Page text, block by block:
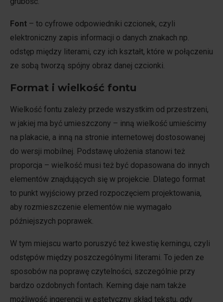
Font – to cyfrowe odpowiedniki czcionek, czyli
elektroniczny zapis informacji o danych znakach np.
odstęp między literami, czy ich kształt, które w połączeniu
ze sobą tworzą spójny obraz danej czcionki.
Format i wielkość fontu
Wielkość fontu zależy przede wszystkim od przestrzeni,
w jakiej ma być umieszczony – inną wielkość umieścimy
na plakacie, a inną na stronie internetowej dostosowanej
do wersji mobilnej. Podstawę ułożenia stanowi też
proporcja – wielkość musi też być dopasowana do innych
elementów znajdujących się w projekcie. Dlatego format
to punkt wyjściowy przed rozpoczęciem projektowania,
aby rozmieszczenie elementów nie wymagało
późniejszych poprawek.
W tym miejscu warto poruszyć też kwestię kerningu, czyli
odstępów między poszczególnymi literami. To jeden ze
sposobów na poprawę czytelności, szczególnie przy
bardzo ozdobnych fontach. Kerning daje nam także
możliwość ingerencji w estetyczny skład tekstu, gdy